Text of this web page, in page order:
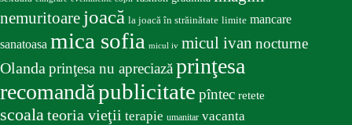
nemuritoare joacă la joacă în străinătate limite mancare
sanatoasa mica sofia micul iv micul ivan nocturne
Olanda prinţesa nu apreciază prinţesa
recomandăpublicitate pîntec retete
scoala teoria vieţii terapie umanitar vacanta